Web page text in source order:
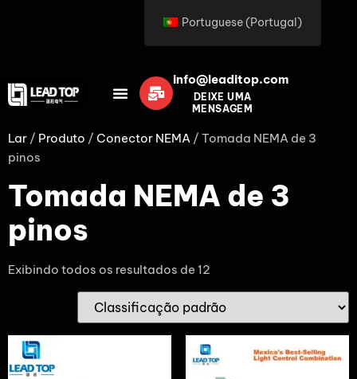
info@leaditop.com
DEIXE UMA
MENSAGEM
Lar / Produto / Conector NEMA / Tomada NEMA de 3
pinos
Tomada NEMA de 3
pinos
Exibindo todos os resultados de 12
Portuguese (Portugal)